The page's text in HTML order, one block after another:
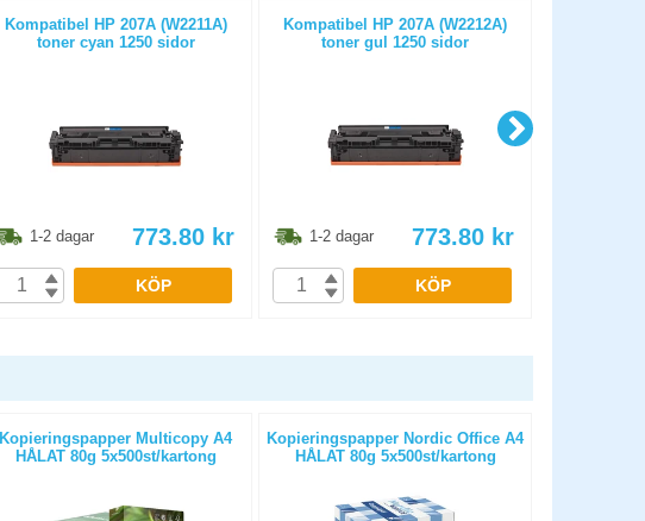
Kompatibel HP 207A (W2211A)
toner cyan 1250 sidor
1-2 dagar 773.80 kr
KÖP
Kompatibel HP 207A (W2212A)
toner gul 1250 sidor
1-2 dagar 773.80 kr
KÖP
Kopieringspapper Multicopy A4
HÅLAT 80g 5x500st/kartong
Kopieringspapper Nordic Office A4
HÅLAT 80g 5x500st/kartong